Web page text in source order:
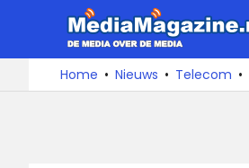
de
De
media
over
Home Nieuws Telecom